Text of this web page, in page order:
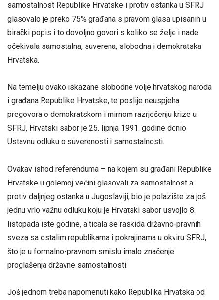
samostalnost Republike Hrvatske i protiv ostanka u SFRJ
glasovalo je preko 75% građana s pravom glasa upisanih u
birački popis i to dovoljno govori s koliko se želje i nade
očekivala samostalna, suverena, slobodna i demokratska
Hrvatska.
Na temelju ovako iskazane slobodne volje hrvatskog naroda
i građana Republike Hrvatske, te poslije neuspjeha
pregovora o demokratskom i mirnom razrješenju krize u
SFRJ, Hrvatski sabor je 25. lipnja 1991. godine donio
Ustavnu odluku o suverenosti i samostalnosti.
Ovakav ishod referenduma – na kojem su građani Republike
Hrvatske u golemoj većini glasovali za samostalnost a
protiv daljnjeg ostanka u Jugoslaviji, bio je polazište za još
jednu vrlo važnu odluku koju je Hrvatski sabor usvojio 8.
listopada iste godine, a ticala se raskida državno-pravnih
sveza sa ostalim republikama i pokrajinama u okviru SFRJ,
što je u formalno-pravnom smislu imalo značenje
proglašenja državne samostalnosti.
Još jednom treba napomenuti kako Republika Hrvatska od